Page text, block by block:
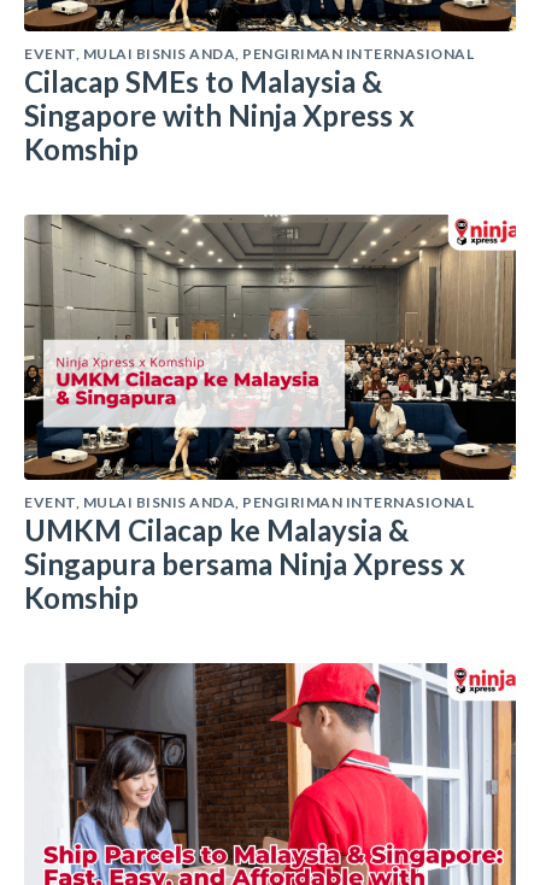
EVENT MULAI BISNIS ANDA PENGIRIMAN INTERNASIONAL
Cilacap SMEs to Malaysia &
Singapore with Ninja Xpress x
Komship
EVENT MULAI BISNIS ANDA PENGIRIMAN INTERNASIONAL
UMKM Cilacap ke Malaysia &
Singapura bersama Ninja Xpress x
Komship